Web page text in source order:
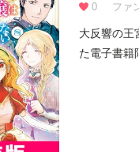
0 ファ
大反響の王
た電子書籍